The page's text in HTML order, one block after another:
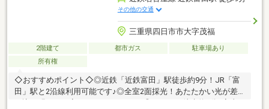
その他の交通
三重県四日市市大字茂福
2階建て 都市ガス
駐車場あり
所有権
◇おすすめポイント◇◎近鉄「近鉄富田」駅徒歩約9分！JR「富
田」駅と2沿線利用可能です♪◎全室2面採光！あたたかい光が差